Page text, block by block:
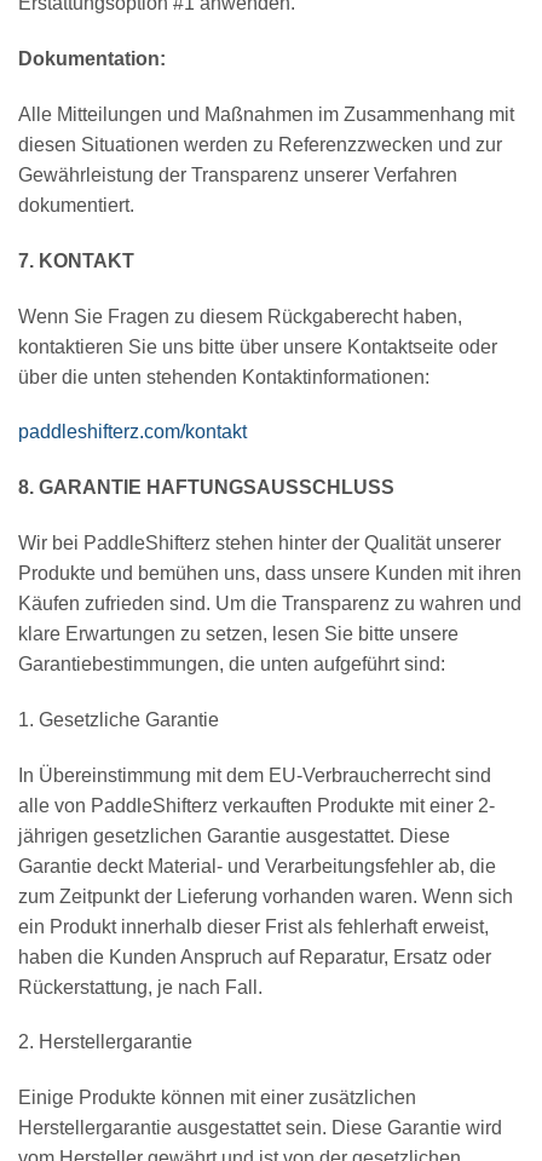
Dokumentation:
Alle Mitteilungen und Maßnahmen im Zusammenhang mit
diesen Situationen werden zu Referenzzwecken und zur
Gewährleistung der Transparenz unserer Verfahren
dokumentiert.
7. KONTAKT
Wenn Sie Fragen zu diesem Rückgaberecht haben,
kontaktieren Sie uns bitte über unsere Kontaktseite oder
über die unten stehenden Kontaktinformationen:
paddleshifterz.com/kontakt
8. GARANTIE HAFTUNGSAUSSCHLUSS
Wir bei PaddleShifterz stehen hinter der Qualität unserer
Produkte und bemühen uns, dass unsere Kunden mit ihren
Käufen zufrieden sind. Um die Transparenz zu wahren und
klare Erwartungen zu setzen, lesen Sie bitte unsere
Garantiebestimmungen, die unten aufgeführt sind:
1. Gesetzliche Garantie
In Übereinstimmung mit dem EU-Verbraucherrecht sind
alle von PaddleShifterz verkauften Produkte mit einer 2-
jährigen gesetzlichen Garantie ausgestattet. Diese
Garantie deckt Material- und Verarbeitungsfehler ab, die
zum Zeitpunkt der Lieferung vorhanden waren. Wenn sich
ein Produkt innerhalb dieser Frist als fehlerhaft erweist,
haben die Kunden Anspruch auf Reparatur, Ersatz oder
Rückerstattung, je nach Fall.
2. Herstellergarantie
Einige Produkte können mit einer zusätzlichen
Herstellergarantie ausgestattet sein. Diese Garantie wird